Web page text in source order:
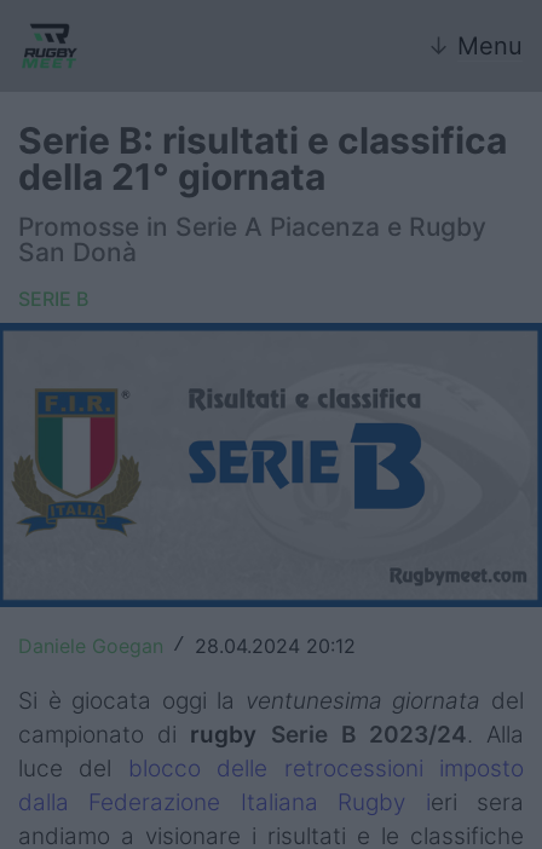
↓ Menu
Nazionali giovanili
Rugby Sevens
Internazionale
6 Nazioni
United Rugby Championship
Challenge Cup
World Rugby
Rugby World Cup
Serie B: risultati e classifica
della 21° giornata
Promosse in Serie A Piacenza e Rugby
San Donà
SERIE B
Daniele Goegan / 28.04.2024 20:12
Si è giocata oggi la ventunesima giornata del
campionato di rugby Serie B 2023/24. Alla
luce del blocco delle retrocessioni imposto
dalla Federazione Italiana Rugby ieri sera
andiamo a visionare i risultati e le classifiche